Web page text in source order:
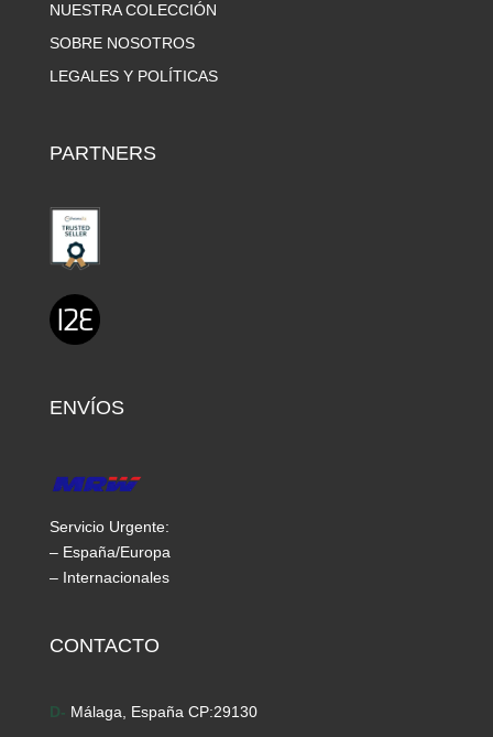
NUESTRA COLECCIÓN
SOBRE NOSOTROS
LEGALES Y POLÍTICAS
PARTNERS
ENVÍOS
Servicio Urgente:
– España/Europa
– Internacionales
CONTACTO
D- Málaga, España CP:29130